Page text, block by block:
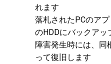
れます
落札されたPCのア
のHDDにバックアッ
障害発生時には、同
って復旧します